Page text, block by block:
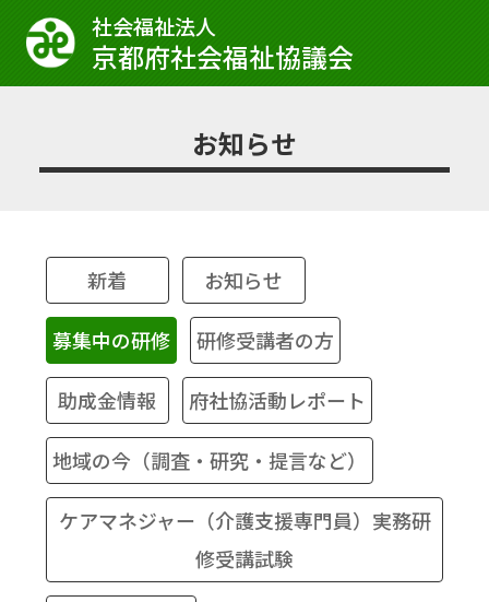
社会福祉法⼈
京都府社会福祉協議会
お知らせ
新着 お知らせ
募集中の研修 研修受講者の方
助成金情報 府社協活動レポート
地域の今（調査・研究・提言など）
ケアマネジャー（介護支援専門員）実務研
修受講試験